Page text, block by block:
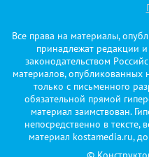
Все права на материалы,
принадлежат редакции и
законодательством
материалов, опубликованных
только с письменного
обязательной прямой
материал заимствован.
непосредственно в
материал kostamedia.ru,